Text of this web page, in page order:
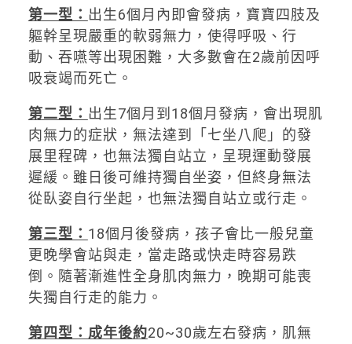
第一型： 出生6個月內即會發病，寶寶四肢及
軀幹呈現嚴重的軟弱無力，使得呼吸、行
動、吞嚥等出現困難，大多數會在2歲前因呼
吸衰竭而死亡。
第二型： 出生7個月到18個月發病，會出現肌
肉無力的症狀，無法達到「七坐八爬」的發
展里程碑，也無法獨自站立，呈現運動發展
遲緩。雖日後可維持獨自坐姿，但終身無法
從臥姿自行坐起，也無法獨自站立或行走。
第三型： 18個月後發病，孩子會比一般兒童
更晚學會站與走，當走路或快走時容易跌
倒。隨著漸進性全身肌肉無力，晚期可能喪
失獨自行走的能力。
第四型：成年後約20~30歲左右發病，肌無